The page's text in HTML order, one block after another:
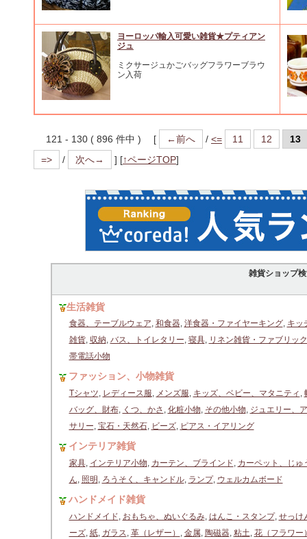
ヨーロッパ輸入可愛い雑貨★プティアン
ジュ
ミクサージュかごバッグフラワーブラウ
ン入荷
121 - 130 ( 896 件中 ) [ ←前へ / <= 11 12
13
=>
/ 次へ→ ] [↑ページTOP]
雑貨ショップ
生活雑貨
食器、テーブルウェア, 和食器, 洋食器・ファイヤーキング, キッ
雑貨, 収納, バス、トイレタリー, 寝具, リネン雑貨・ファブリック
帯電話小物
ファッション、小物雑貨
Tシャツ, レディース服, メンズ服, キッズ、ベビー、マタニティ ,
バッグ、財布, くつ、かさ , 化粧小物, その他小物, ジュエリー、
サリー, 宝石・天然石, ビーズ, ピアス・イアリング
インテリア雑貨
家具, インテリア小物, カーテン、ブラインド, カーペット、じゅ
ん, 照明 , ろうそく、キャンドル, ランプ, ウェルカムボード
ハンドメイド雑貨
ハンドメイド, おもちゃ、ぬいぐるみ, はんこ・スタンプ, せっけ
ーズ, 紙, ガラス, 革（レザー） , 金属, 陶磁器, 粘土, 花（フラワー